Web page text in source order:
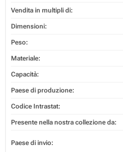
Vendita in multipli di:
Dimensioni:
Peso:
Materiale:
Capacità:
Paese di produzione:
Codice Intrastat:
Presente nella nostra collezione da:
Paese di invio: